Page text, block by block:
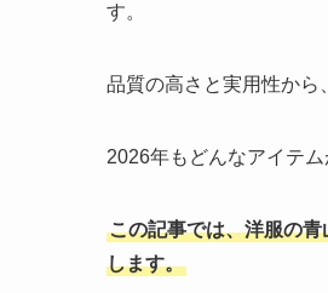
す。
品質の高さと実用性から
2026年もどんなアイテ
この記事では、洋服の
します。